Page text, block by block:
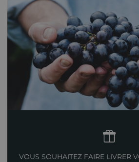
VOUS SOUHAITEZ FAIRE LIVRER